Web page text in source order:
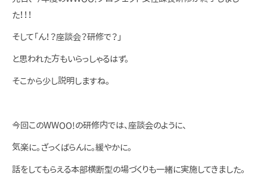
た！！！
そして「ん！？座談会？研修で？」
と思われた方もいらっしゃるはず。
そこから少し説明しますね。
今回このWWOO!の研修内では、座談会のように、
気楽に。ざっくばらんに。緩やかに。
話をしてもらえる本部横断型の場づくりも一緒に実施してきました。